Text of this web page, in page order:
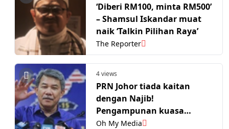
‘Diberi RM100, minta RM500’
– Shamsul Iskandar muat
naik ‘Talkin Pilihan Raya’
The Reporter
4 views
PRN Johor tiada kaitan
dengan Najib!
Pengampunan kuasa
mutlak Agong – Tok Mat
Oh My Media